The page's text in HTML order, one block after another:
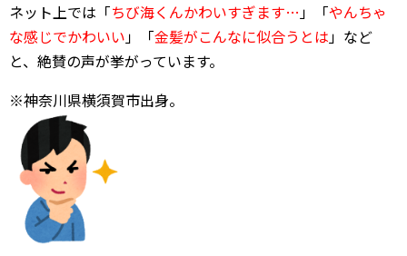
ネット上では「ちび海くんかわいすぎます…」「やんちゃ
な感じでかわいい」「金髪がこんなに似合うとは」など
と、絶賛の声が挙がっています。
※神奈川県横須賀市出身。